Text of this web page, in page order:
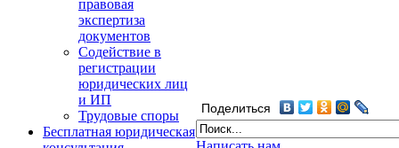
правовая
экспертиза
документов
Содействие в
регистрации
юридических лиц
и ИП
Трудовые споры
Бесплатная юридическая
Поделиться